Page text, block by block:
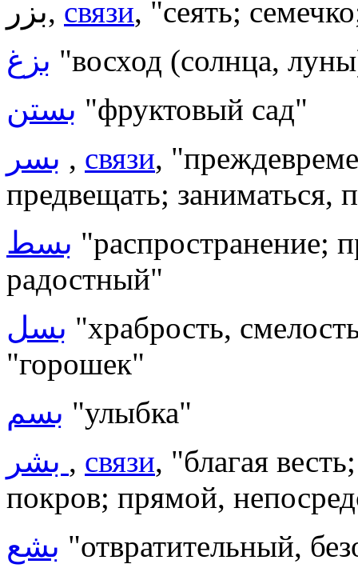
بزر, связи, "сеять;
بزغ "восход (солнца,
بستن "фруктовый сад"
بسر , связи,
предвещать; заниматься,
بسط "распространение;
радостный"
بسل "храбрость,
"горошек"
بسم "улыбка"
, связи, "благая
покров; прямой,
بشع "отвратительный,